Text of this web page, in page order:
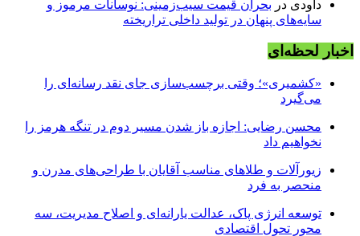
داودی در بحران قیمت سیب‌زمینی: نوسانات مرموز و
سایه‌های پنهان در تولید داخلی تراریخته
اخبار لحظه‌ای
«کشمیری»؛ وقتی برچسب‌سازی جای نقد رسانه‌ای را
می‌گیرد
محسن رضایی: اجازه باز شدن مسیر دوم در تنگه هرمز را
نخواهیم داد
زیورآلات و طلاهای مناسب آقایان با طراحی‌های مدرن و
منحصر به فرد
توسعه انرژی پاک، عدالت یارانه‌ای و اصلاح مدیریت، سه
محور تحول اقتصادی